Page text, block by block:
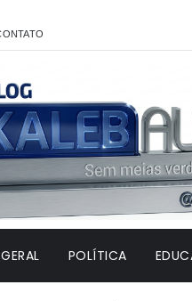
GERAL POLÍTICA